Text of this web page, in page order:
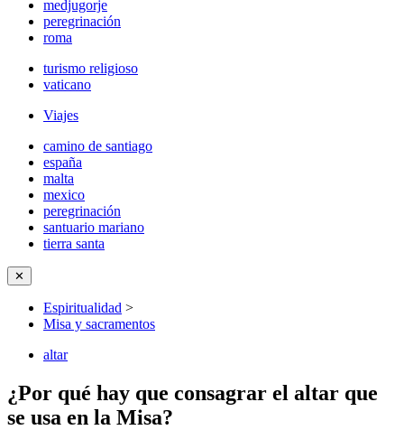
medjugorje
peregrinación
roma
turismo religioso
vaticano
Viajes
camino de santiago
españa
malta
mexico
peregrinación
santuario mariano
tierra santa
✕
Espiritualidad >
Misa y sacramentos
altar
¿Por qué hay que consagrar el altar que
se usa en la Misa?